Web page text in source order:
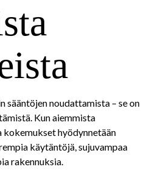
sääntöjen noudattamista – se on
Kun aiemmista
hyödynnetään
käytäntöjä, sujuvampaa
rakennuksia.